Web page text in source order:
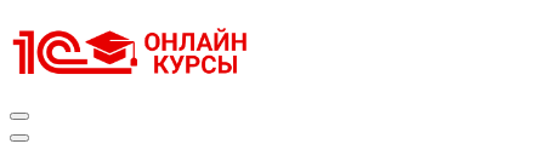
к
содержимому